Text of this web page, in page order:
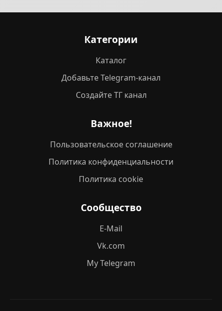
Категории
Каталог
Добавьте Telegram-канал
Создайте ТГ канал
Важное!
Пользовательское соглашение
Политика конфиденциальности
Политика cookie
Сообщество
E-Mail
Vk.com
My Telegram